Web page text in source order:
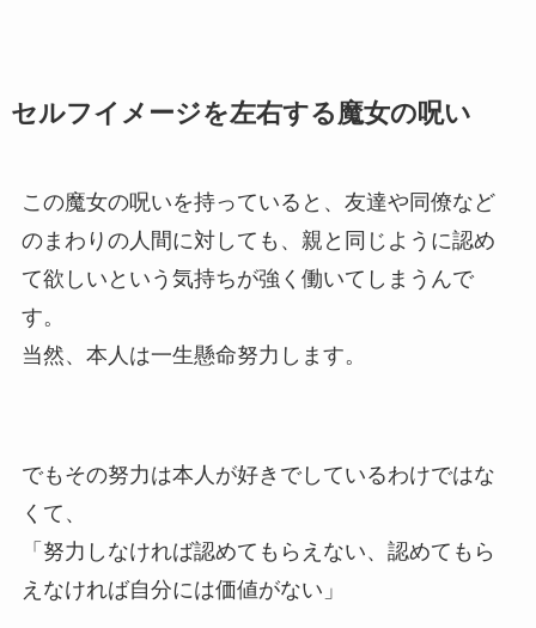
セルフイメージを左右する魔女の呪い
この魔女の呪いを持っていると、友達や同僚など
のまわりの人間に対しても、親と同じように認め
て欲しいという気持ちが強く働いてしまうんで
す。
当然、本人は一生懸命努力します。
でもその努力は本人が好きでしているわけではな
くて、
「努力しなければ認めてもらえない、認めてもら
えなければ自分には価値がない」